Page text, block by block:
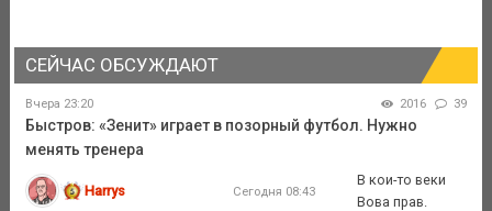
СЕЙЧАС ОБСУЖДАЮТ
Вчера 23:20 2016 39
Быстров: «Зенит» играет в позорный футбол. Нужно
менять тренера
Harrys Сегодня 08:43
В кои-то веки
Вова прав.